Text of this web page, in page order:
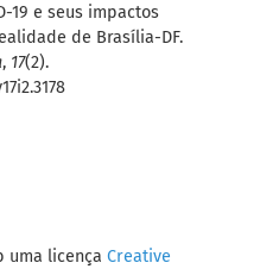
19 e seus impactos
de Brasília-DF.
, 17(2).
uma licença Creative